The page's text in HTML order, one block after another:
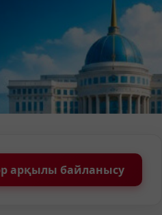
арқылы байланысу